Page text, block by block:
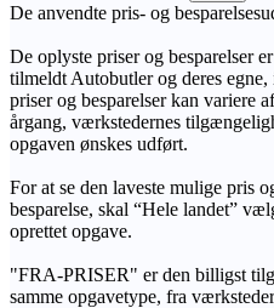
De anvendte pris- og
De oplyste priser og besparelser
tilmeldt Autobutler og deres
priser og besparelser kan variere
årgang, værkstedernes
opgaven ønskes udført.
For at se den laveste mulige pris
besparelse, skal “Hele landet”
oprettet opgave.
"FRA-PRISER" er den billigst
samme opgavetype, fra